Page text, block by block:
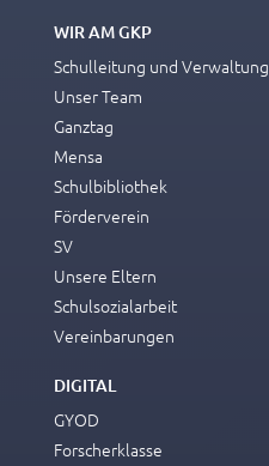
WIR AM GKP
Schulleitung und Verwaltung
Unser Team
Ganztag
Mensa
Schulbibliothek
Förderverein
SV
Unsere Eltern
Schulsozialarbeit
Vereinbarungen
DIGITAL
GYOD
Forscherklasse